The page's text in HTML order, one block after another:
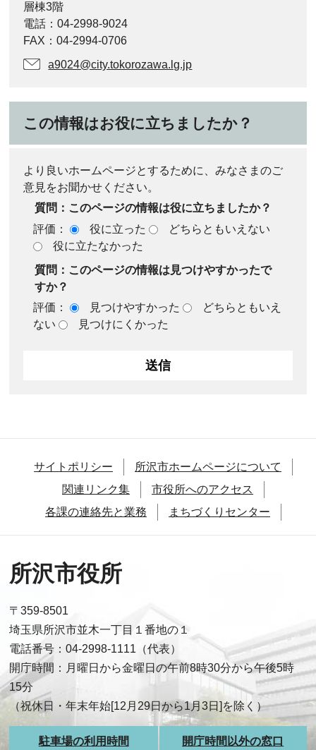
層棟3階
電話：04-2998-9024
FAX：04-2994-0706
a9024@city.tokorozawa.lg.jp
この情報はお役に立ちましたか？
より良いホームページとするために、みなさまのご
意見をお聞かせください。
質問：このページの情報は役に立ちましたか？
評価：
役に立った
どちらともいえない
役に立たなかった
質問：このページの情報は見つけやすかったで
すか？
評価：
見つけやすかった
どちらともいえ
ない
見つけにくかった
サイトポリシー
所沢市ホームページについて
関連リンク集
市役所へのアクセス
各課の連絡先と業務
まちづくりセンター
所沢市役所
〒359-8501
埼玉県所沢市並木一丁目１番地の１
電話番号：04-2998-1111（代表）
開庁時間：月曜日から金曜日の午前8時30分から午後5時
15分
（祝休日・年末年始[12月29日から1月3日]を除く）
駐車場の利用時間 開庁時間以外の窓口